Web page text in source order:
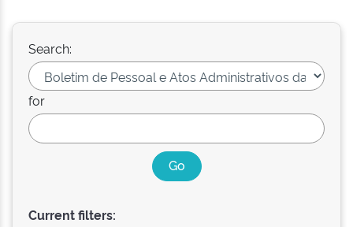
Search:
for
Current filters: